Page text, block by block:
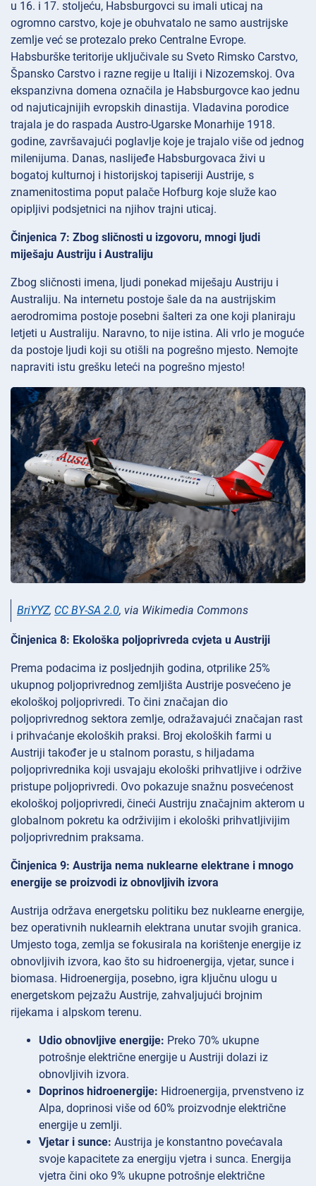
u 16. i 17. stoljeću, Habsburgovci su imali uticaj na
ogromno carstvo, koje je obuhvatalo ne samo austrijske
zemlje već se protezalo preko Centralne Evrope.
Habsburške teritorije uključivale su Sveto Rimsko Carstvo,
Špansko Carstvo i razne regije u Italiji i Nizozemskoj. Ova
ekspanzivna domena označila je Habsburgovce kao jednu
od najuticajnijih evropskih dinastija. Vladavina porodice
trajala je do raspada Austro-Ugarske Monarhije 1918.
godine, završavajući poglavlje koje je trajalo više od jednog
milenijuma. Danas, naslijeđe Habsburgovaca živi u
bogatoj kulturnoj i historijskoj tapiseriji Austrije, s
znamenitostima poput palače Hofburg koje služe kao
opipljivi podsjetnici na njihov trajni uticaj.
Činjenica 7: Zbog sličnosti u izgovoru, mnogi ljudi
miješaju Austriju i Australiju
Zbog sličnosti imena, ljudi ponekad miješaju Austriju i
Australiju. Na internetu postoje šale da na austrijskim
aerodromima postoje posebni šalteri za one koji planiraju
letjeti u Australiju. Naravno, to nije istina. Ali vrlo je moguće
da postoje ljudi koji su otišli na pogrešno mjesto. Nemojte
napraviti istu grešku leteći na pogrešno mjesto!
BriYYZ, CC BY-SA 2.0, via Wikimedia Commons
Činjenica 8: Ekološka poljoprivreda cvjeta u Austriji
Prema podacima iz posljednjih godina, otprilike 25%
ukupnog poljoprivrednog zemljišta Austrije posvećeno je
ekološkoj poljoprivredi. To čini značajan dio
poljoprivrednog sektora zemlje, odražavajući značajan rast
i prihvaćanje ekoloških praksi. Broj ekoloških farmi u
Austriji također je u stalnom porastu, s hiljadama
poljoprivrednika koji usvajaju ekološki prihvatljive i održive
pristupe poljoprivredi. Ovo pokazuje snažnu posvećenost
ekološkoj poljoprivredi, čineći Austriju značajnim akterom u
globalnom pokretu ka održivijim i ekološki prihvatljivijim
poljoprivrednim praksama.
Činjenica 9: Austrija nema nuklearne elektrane i mnogo
energije se proizvodi iz obnovljivih izvora
Austrija održava energetsku politiku bez nuklearne energije,
bez operativnih nuklearnih elektrana unutar svojih granica.
Umjesto toga, zemlja se fokusirala na korištenje energije iz
obnovljivih izvora, kao što su hidroenergija, vjetar, sunce i
biomasa. Hidroenergija, posebno, igra ključnu ulogu u
energetskom pejzažu Austrije, zahvaljujući brojnim
rijekama i alpskom terenu.
Udio obnovljive energije: Preko 70% ukupne
potrošnje električne energije u Austriji dolazi iz
obnovljivih izvora.
Doprinos hidroenergije: Hidroenergija, prvenstveno iz
Alpa, doprinosi više od 60% proizvodnje električne
energije u zemlji.
Vjetar i sunce: Austrija je konstantno povećavala
svoje kapacitete za energiju vjetra i sunca. Energija
vjetra čini oko 9% ukupne potrošnje električne